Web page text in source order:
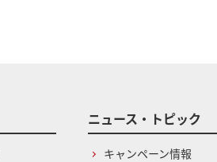
ニュース・トピック
キャンペーン情報